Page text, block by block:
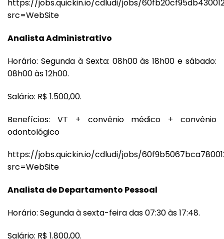
https://jobs.quickin.io/cdludi/jobs/
src=WebSite
Analista Administrativo
Horário: Segunda à Sexta: 08h00 às 18h00 e sábado:
08h00 às 12h00.
Salário: R$ 1.500,00.
Benefícios: VT + convênio médico + convênio
odontológico
https://jobs.quickin.io/cdludi/jobs/
src=WebSite
Analista de Departamento Pessoal
Horário: Segunda à sexta-feira das 07:30 às 17:48.
Salário: R$ 1.800,00.